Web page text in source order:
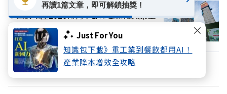
Just For You
知識包下載》重工業到餐飲都用AI！
產業降本增效全攻略
中國房地產2026轉向！都市更新成政策主
軸
換個主題看看
再讀1篇文章，即可解鎖抽獎！